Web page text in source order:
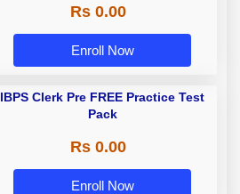
Rs 0.00
Enroll Now
IBPS Clerk Pre FREE Practice Test
Pack
Rs 0.00
Enroll Now